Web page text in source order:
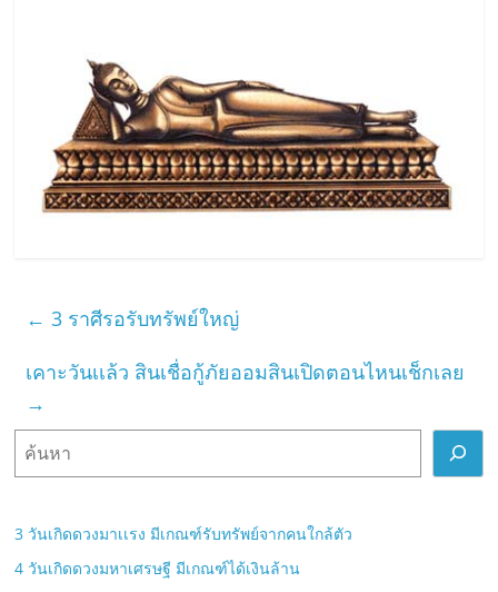
← 3 ราศีรอรับทรัพย์ใหญ่
เคาะวันเเล้ว สินเชื่อกู้ภัยออมสินเปิดตอนไหนเช็กเลย
→
3 วันเกิดดวงมาเเรง มีเกณฑ์รับทรัพย์จากคนใกล้ตัว
4 วันเกิดดวงมหาเศรษฐี มีเกณฑ์ได้เงินล้าน